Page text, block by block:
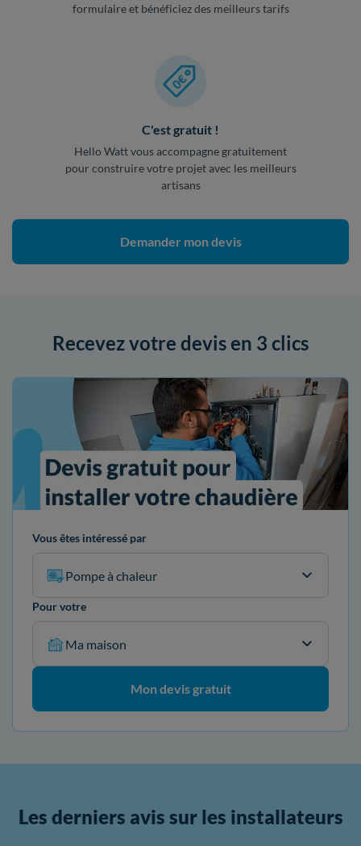
formulaire et bénéficiez des meilleurs tarifs
C'est gratuit !
Hello Watt vous accompagne gratuitement
pour construire votre projet avec les meilleurs
artisans
Demander mon devis
Recevez votre devis en 3 clics
Vous êtes intéressé par
Pompe à chaleur
Pour votre
Ma maison
Mon devis gratuit
Les derniers avis sur les installateurs